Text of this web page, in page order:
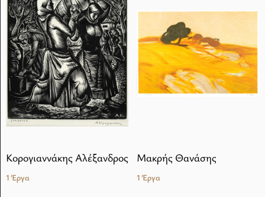
Κορογιαννάκης Αλέξανδρος
1 Έργα
Μακρής Θανάσης
1 Έργα